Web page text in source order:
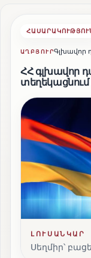
ԱՂԲՅՈՒՐԳլխավոր
ՀՀ գլխավոր
տեղեկացնում
ԼՈՒՍԱՆԿԱՐ
Սեղմիր՝